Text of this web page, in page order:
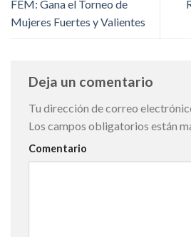
FEM: Gana el Torneo de
Mujeres Fuertes y Valientes
Deja un comentario
Tu dirección de correo
Los campos obligatorios están
Comentario